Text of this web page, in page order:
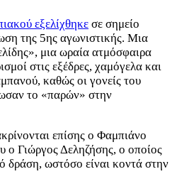
εξελίχθηκε σε σημείο
της 5ης αγωνιστικής. Μια
μια ωραία ατμόσφαιρα
στις εξέδρες, χαμόγελα και
καθώς οι γονείς του
το «παρών» στην
επίσης ο Φαμπιάνο
ο Γιώργος Δεληζήσης, ο οποίος
δράση, ωστόσο είναι κοντά στην